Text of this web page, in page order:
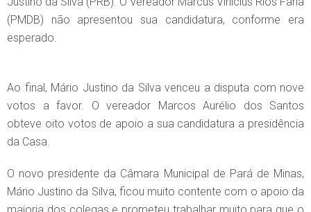
(PMDB) não apresentou sua candidatura, conforme era
esperado.
Ao final, Mário Justino da Silva venceu a disputa com nove
votos a favor. O vereador Marcos Aurélio dos Santos
obteve oito votos de apoio a sua candidatura a presidência
da Casa.
O novo presidente da Câmara Municipal de Pará de Minas,
Mário Justino da Silva, ficou muito contente com o apoio da